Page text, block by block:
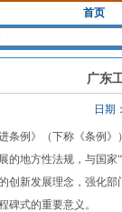
首页
广东
日期
例》（下称《条例》
的地方性法规，与国
创新发展理念，强化
碑式的重要意义。